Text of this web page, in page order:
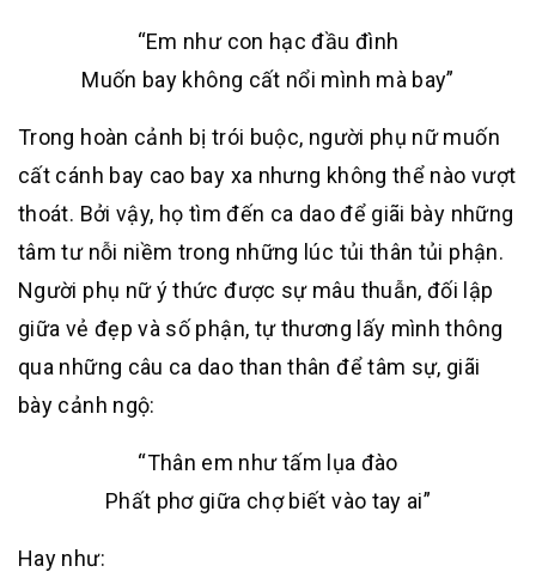
“Em như con hạc đầu đình
Muốn bay không cất nổi mình mà bay”
Trong hoàn cảnh bị trói buộc, người phụ nữ muốn
cất cánh bay cao bay xa nhưng không thể nào vượt
thoát. Bởi vậy, họ tìm đến ca dao để giãi bày những
tâm tư nỗi niềm trong những lúc tủi thân tủi phận.
Người phụ nữ ý thức được sự mâu thuẫn, đối lập
giữa vẻ đẹp và số phận, tự thương lấy mình thông
qua những câu ca dao than thân để tâm sự, giãi
bày cảnh ngộ:
“Thân em như tấm lụa đào
Phất phơ giữa chợ biết vào tay ai”
Hay như: